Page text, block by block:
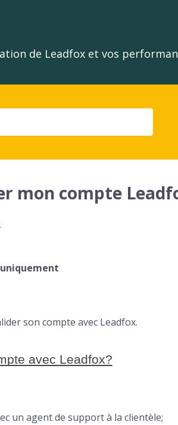
de Leadfox et vos
mon compte
son compte avec Leadfox.
avec Leadfox?
un agent de support à la clientèle;